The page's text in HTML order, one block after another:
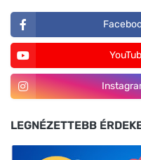
LEGNÉZETTEBB